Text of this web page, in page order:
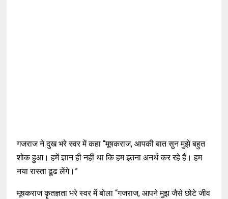
गजराज ने दुख भरे स्वर में कहा “मूषकराज, आपकी बात सुन मुझे बहुत
शोक हुआ। हमें ज्ञान ही नहीं था कि हम इतना अनर्थ कर रहे हैं। हम
नया रास्ता ढूढ लेंगे।”
मूषकराज कॄतज्ञता भरे स्वर में बोला “गजराज, आपने मुझ जैसे छोटे जीव